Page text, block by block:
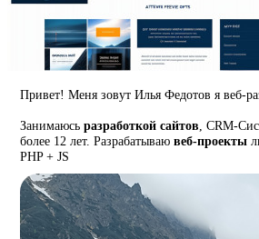
Привет! Меня зовут Илья Федотов я веб-
Занимаюсьразработкой сайтов , CRM-
более 12 лет. Разрабатываювеб-проекты
PHP + JS